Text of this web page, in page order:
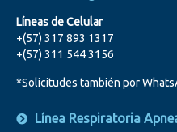
Líneas de Celular
+(57) 317 893 1317
+(57) 311 544 3156
*Solicitudes también por
Línea Respiratoria